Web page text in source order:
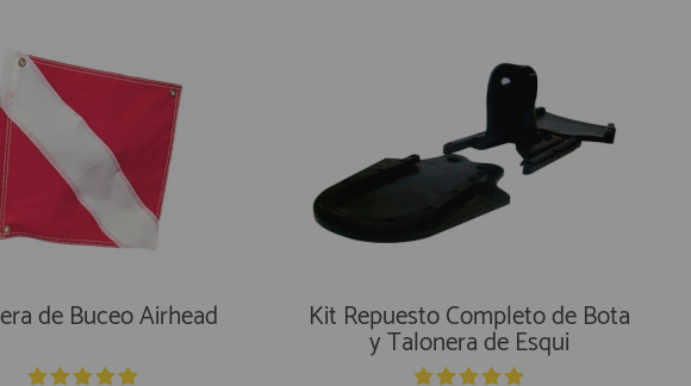
de Buceo Airhead Kit Repuesto Completo de Bota
y Talonera de Esqui